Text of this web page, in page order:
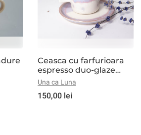
Ceasca cu farfurioara
espresso duo-glaze
lavanda
Una ca Luna
150,00 lei